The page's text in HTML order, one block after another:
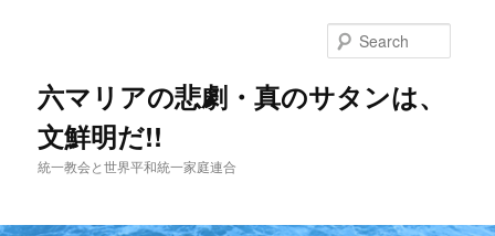
content六マリアの悲劇・真のサタンは、
文鮮明だ!!
統一教会と世界平和統一家庭連合